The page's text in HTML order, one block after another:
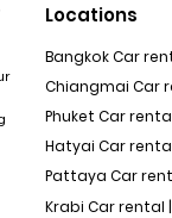
Locations
Bangkok Car
Chiangmai Car
Phuket Car rental
Hatyai Car
Pattaya Car
Krabi Car rental |